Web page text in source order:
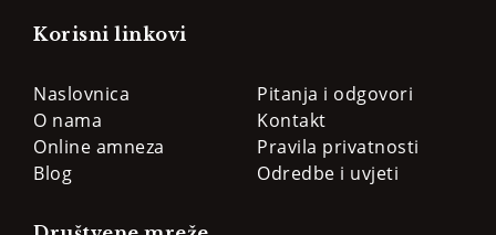
Korisni linkovi
Naslovnica
O nama
Online amneza
Blog
Pitanja i odgovori
Kontakt
Pravila privatnosti
Odredbe i uvjeti